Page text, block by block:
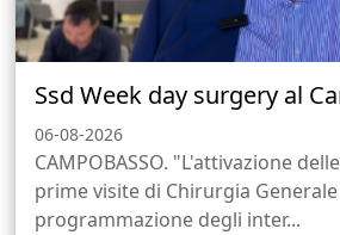
Ssd Week day surgery al
06-08-2026
CAMPOBASSO. "L'attivazione
prime visite di Chirurgia
programmazione degli inter...